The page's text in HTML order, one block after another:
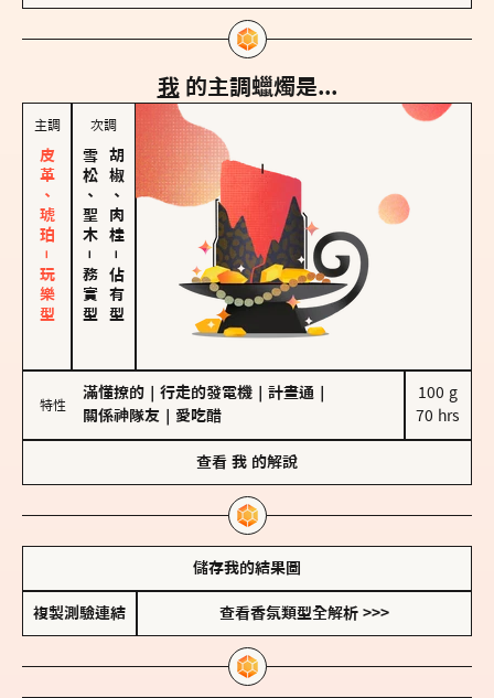
我 的主調蠟燭是...
主調
皮革、琥珀－玩樂型
次調
雪松、聖木
－
務實型
胡椒、肉桂
－
佔有型
特性
滿懂撩的 行走的發電機 計畫通
關係神隊友
愛吃醋
100 g
70 hrs
查看 我 的解說
儲存我的結果圖
複製測驗連結 查看香氛類型全解析 >>>